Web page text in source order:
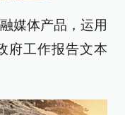
媒体产品，运用
府工作报告文本